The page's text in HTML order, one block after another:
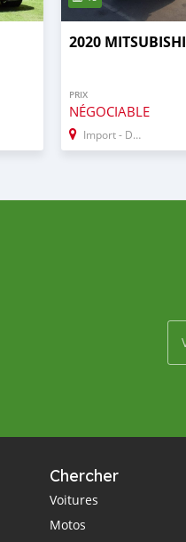
2020
PRIX
NÉGOCIABLE
Import - Dubai
Chercher
Voitures
Motos